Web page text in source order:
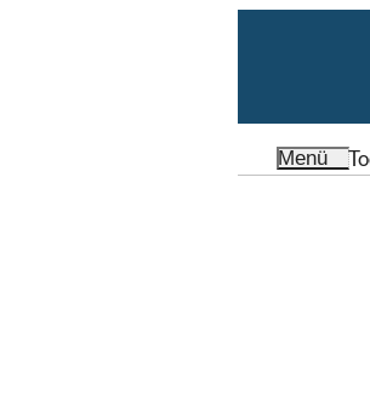
Menü